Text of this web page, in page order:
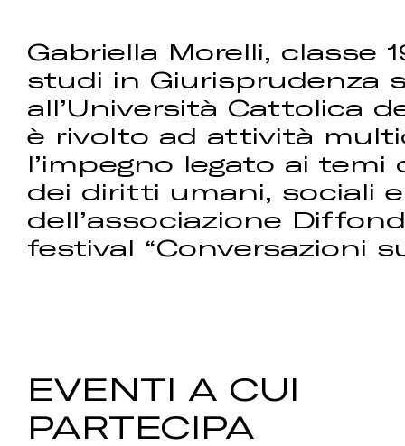
Gabriella Morelli, classe
studi in Giurisprudenza
all’Università Cattolica
è rivolto ad attività
l’impegno legato ai
dei diritti umani, sociali
dell’associazione
festival “Conversazioni
EVENTI A CUI
PARTECIPA